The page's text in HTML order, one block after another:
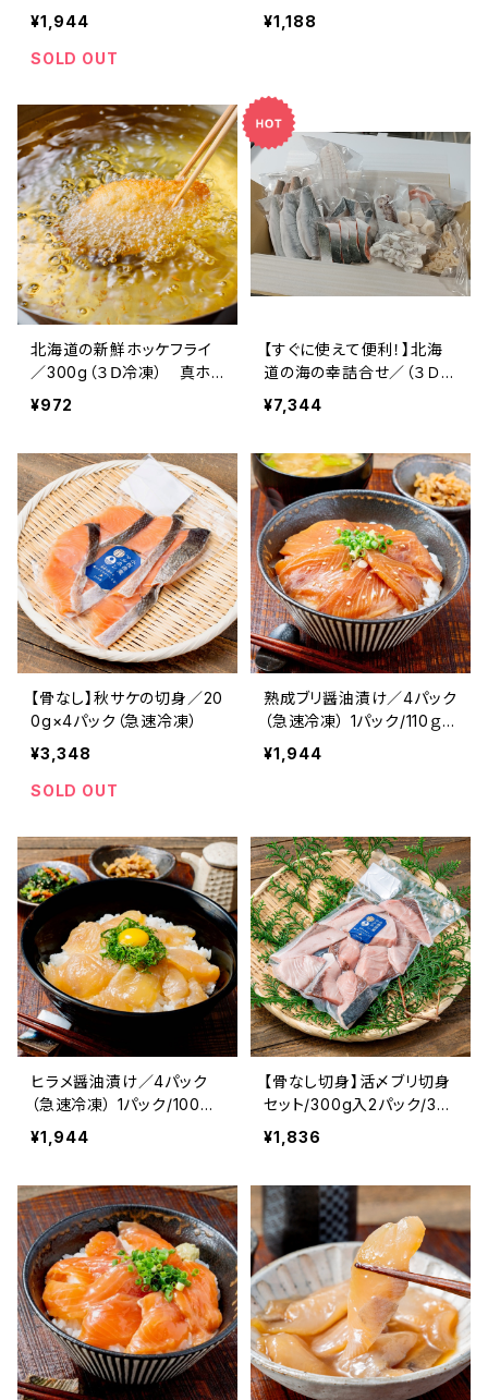
添加）200g入／4パック（3
D冷凍）
¥1,944
SOLD OUT
¥1,188
北海道の新鮮ホッケフライ
／300g（３Ⅾ冷凍） 真ホッ
ケ 揚げるだけ 北海道産 寿
食品 おかず おつまみ お酒
ご飯 ご飯のお供 肴 ほっけ
真ほっけ フライ ほっけフラ
イ
¥972
【すぐに使えて便利！】北海
道の海の幸詰合せ／（３Ｄ冷
凍）
¥7,344
【骨なし】秋サケの切身／20
0g×4パック（急速冷凍）
¥3,348
SOLD OUT
熟成ブリ醤油漬け／4パック
（急速冷凍） 1パック/110ｇ
前後 北海道産 寿都産 鰤
真空パック ぶり 刺身 北海
¥1,944
ヒラメ醤油漬け／4パック
（急速冷凍） 1パック/100ｇ
前後 北海道産 寿都産 平目
鮃 ひらめ 真空パック 刺身
おかず おつまみ お酒 肴
¥1,944
【骨なし切身】活〆ブリ切身
セット/300g入2パック/3D
冷凍 北海道産 寿都産 真
空パック ブリ 鰤 切身 北海
品 海鮮 海産物 おかず ご飯
ご飯のお供 国産
¥1,836